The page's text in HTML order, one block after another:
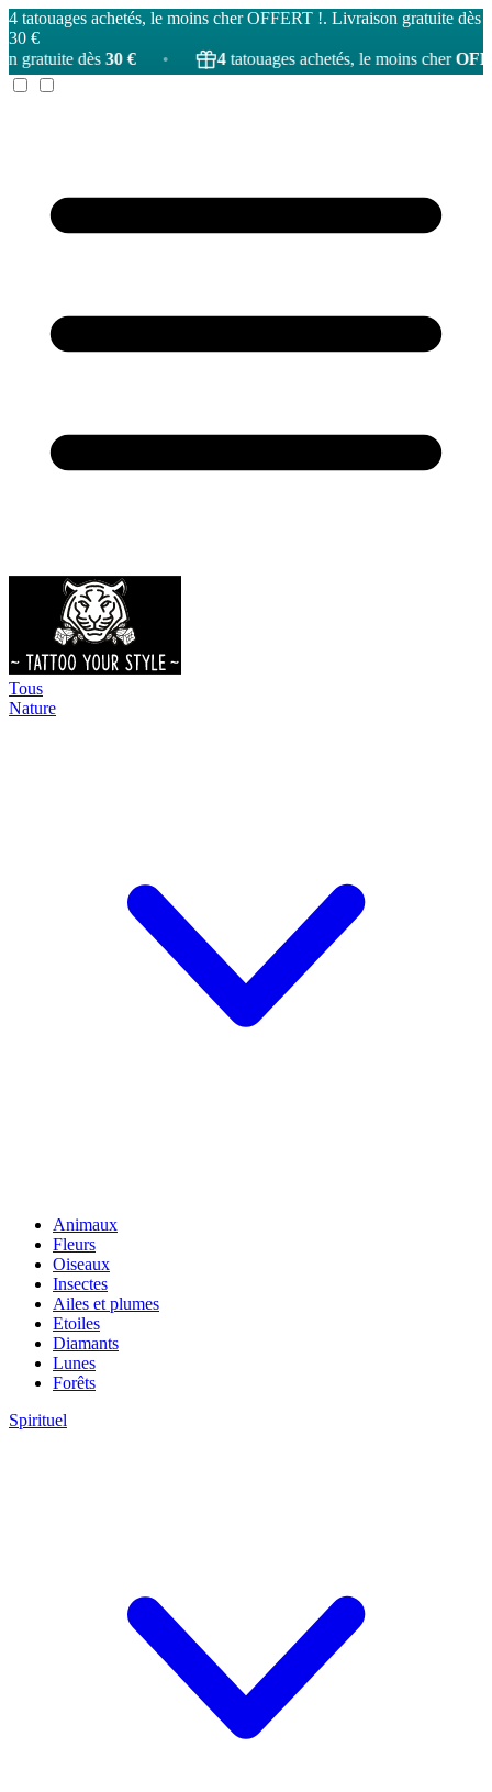
4 tatouages achetés, le moins cher OFFERT !. Livraison gratuite dès
30 €
30 € • tatouages achetés, le moins cher OFFERT! •
Tous
Nature
Animaux
Fleurs
Oiseaux
Insectes
Ailes et plumes
Etoiles
Diamants
Lunes
Forêts
Spirituel